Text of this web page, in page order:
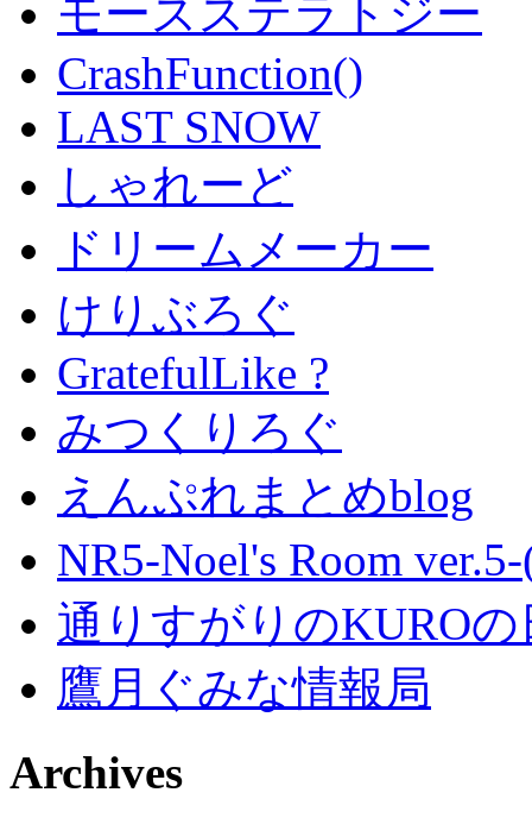
モースステラトジー
CrashFunction()
LAST SNOW
しゃれーど
ドリームメーカー
けりぶろぐ
GratefulLike ?
みつくりろぐ
えんぷれまとめblog
NR5-Noel's Room
通りすがりのKURO
鷹月ぐみな情報局
Archives